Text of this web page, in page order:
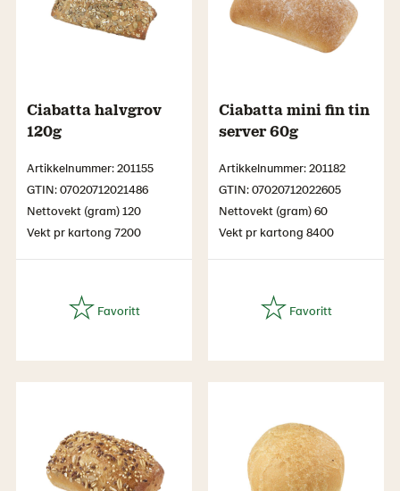
Ciabatta halvgrov
120g
Artikkelnummer: 201155
GTIN: 07020712021486
Nettovekt (gram) 120
Vekt pr kartong 7200
Ciabatta mini fin tin
server 60g
Artikkelnummer: 201182
GTIN: 07020712022605
Nettovekt (gram) 60
Vekt pr kartong 8400